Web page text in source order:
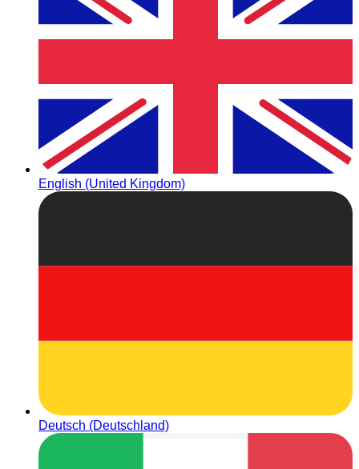
English (United Kingdom)
Deutsch (Deutschland)